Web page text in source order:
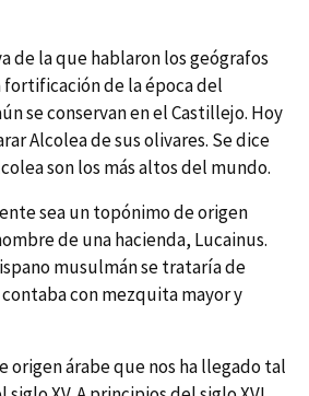
de la que hablaron los geógrafos
de la época del
se conservan en el Castillejo. Hoy
Alcolea de sus olivares. Se dice
son los más altos del mundo.
sea un topónimo de origen
de una hacienda, Lucainus.
musulmán se tratarí­a de
con mezquita mayor y
origen árabe que nos ha llegado tal